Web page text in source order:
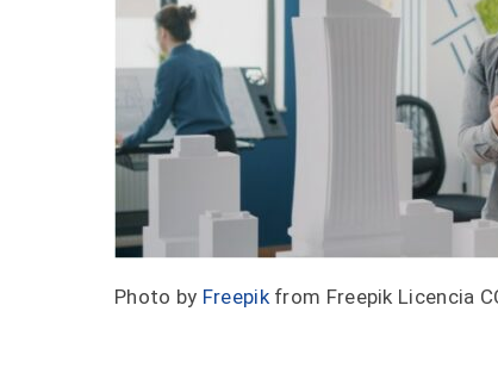
Photo by Freepikfrom Freepik Licencia